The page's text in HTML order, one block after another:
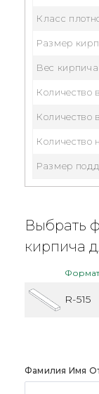
Класс
Размер
Вес кирпича
Количество
Количество
Количество
Размер
Выбрать
кирпича
Формат
R-515
Фамилия Имя